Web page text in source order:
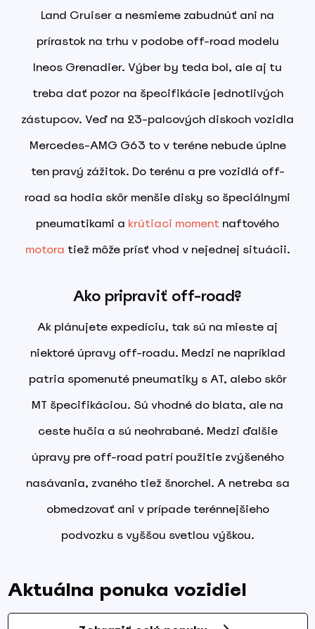
Land Cruiser a nesmieme zabudnúť ani na
prírastok na trhu v podobe off-road modelu
Ineos Grenadier. Výber by teda bol, ale aj tu
treba dať pozor na špecifikácie jednotlivých
zástupcov. Veď na 23-palcových diskoch vozidla
Mercedes-AMG G63 to v teréne nebude úplne
ten pravý zážitok. Do terénu a pre vozidlá off-
road sa hodia skôr menšie disky so špeciálnymi
pneumatikami a krútiaci moment naftového
motora tiež môže prísť vhod v nejednej situácii.
Ako pripraviť off-road?
Ak plánujete expedíciu, tak sú na mieste aj
niektoré úpravy off-roadu. Medzi ne napríklad
patria spomenuté pneumatiky s AT, alebo skôr
MT špecifikáciou. Sú vhodné do blata, ale na
ceste hučia a sú neohrabané. Medzi ďalšie
úpravy pre off-road patrí použitie zvýšeného
nasávania, zvaného tiež šnorchel. A netreba sa
obmedzovať ani v prípade terénnejšieho
podvozku s vyššou svetlou výškou.
Aktuálna ponuka vozidiel